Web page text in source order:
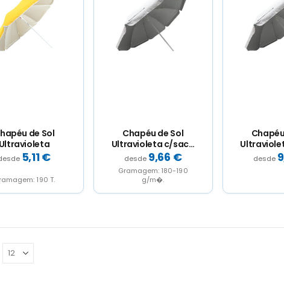
de Sol
Ultravioleta
5,11€
190 T.
Chapéu de Sol
Ultravioleta c/saco
de transporte
9,66 €
Gramagem: 180-190
g/m�.
de